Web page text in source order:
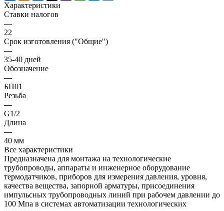
Характеристики
Ставки налогов
—
22
Срок изготовления ("Общие")
—
35-40 дней
Обозначение
—
БП01
Резьба
—
G1/2
Длина
—
40 мм
Все характеристики
Предназначена для монтажа на технологические
трубопроводы, аппараты и инженерное оборудование
термодатчиков, приборов для измерения давления, уровня,
качества вещества, запорной арматуры, присоединения
импульсных трубопроводных линий при рабочем давлении до
100 Мпа в системах автоматизации технологических